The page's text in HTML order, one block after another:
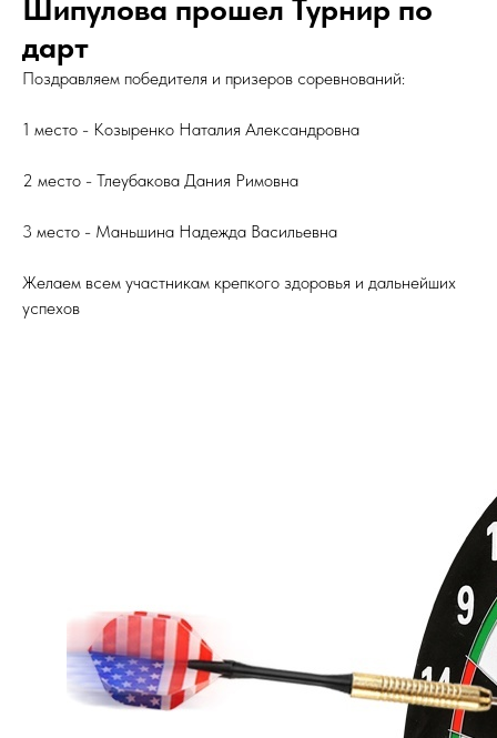
Шипулова прошел Турнир по
дарт
Поздравляем победителя и призеров соревнований:
1 место - Козыренко Наталия Александровна
2 место - Тлеубакова Дания Римовна
3 место - Маньшина Надежда Васильевна
Желаем всем участникам крепкого здоровья и дальнейших
успехов